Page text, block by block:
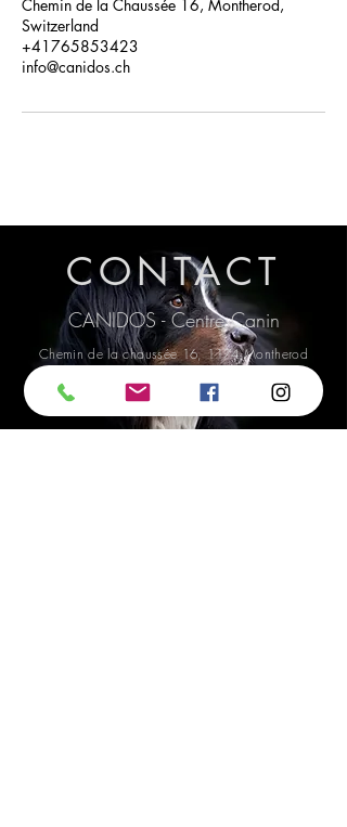
Chemin de la Chaussée 16, Montherod,
Switzerland
+41765853423
info@canidos.ch
CONTACT
CANIDOS - Centre Canin
Chemin de la chaussée 16, 1174 Montherod